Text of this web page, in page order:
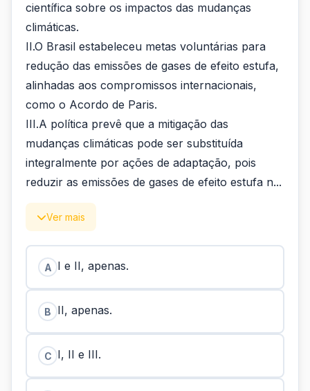
científica sobre os impactos das mudanças
climáticas.
II.O Brasil estabeleceu metas voluntárias para
redução das emissões de gases de efeito estufa,
alinhadas aos compromissos internacionais,
como o Acordo de Paris.
III.A política prevê que a mitigação das
mudanças climáticas pode ser substituída
integralmente por ações de adaptação, pois
reduzir as emissões de gases de efeito estufa n...
Ver mais
A I e II, apenas.
B II, apenas.
C I, II e III.